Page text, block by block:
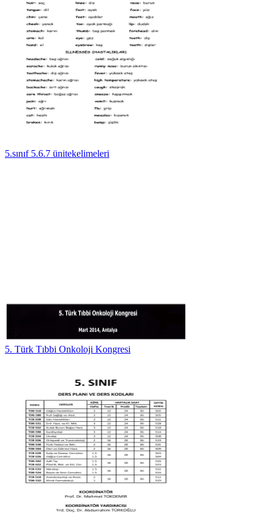
5.sınıf 5.6.7 ünitekelimeleri
5. Türk Tıbbi Onkoloji Kongresi